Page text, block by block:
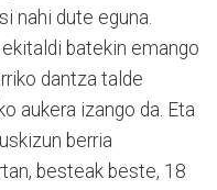
nahi dute eguna.
batekin emango
dantza talde
aukera izango da. Eta
berria
besteak beste, 18